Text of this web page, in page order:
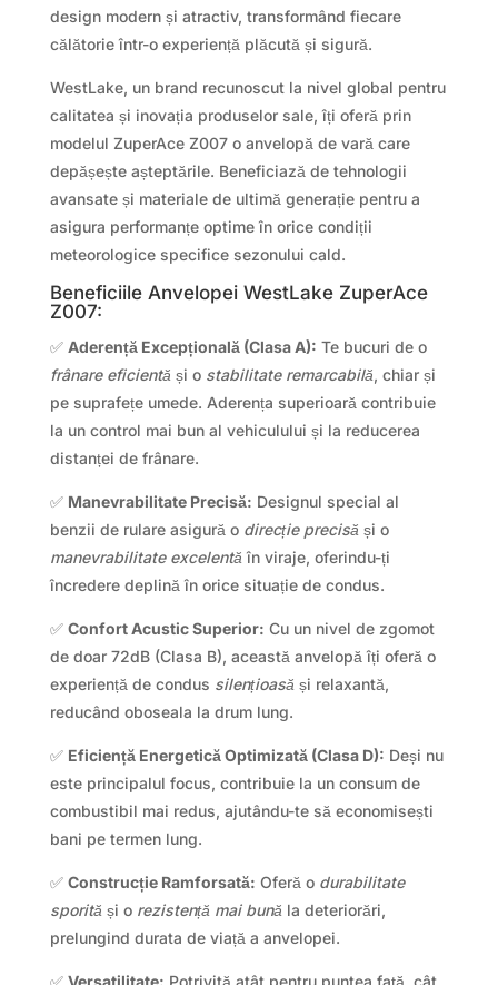
design modern și atractiv, transformând fiecare
călătorie într-o experiență plăcută și sigură.
WestLake, un brand recunoscut la nivel global pentru
calitatea și inovația produselor sale, îți oferă prin
modelul ZuperAce Z007 o anvelopă de vară care
depășește așteptările. Beneficiază de tehnologii
avansate și materiale de ultimă generație pentru a
asigura performanțe optime în orice condiții
meteorologice specifice sezonului cald.
Beneficiile Anvelopei WestLake ZuperAce
Z007:
✅ Aderență Excepțională (Clasa A): Te bucuri de o
frânare eficientă și o stabilitate remarcabilă, chiar și
pe suprafețe umede. Aderența superioară contribuie
la un control mai bun al vehiculului și la reducerea
distanței de frânare.
✅ Manevrabilitate Precisă: Designul special al
benzii de rulare asigură o direcție precisă și o
manevrabilitate excelentă în viraje, oferindu-ți
încredere deplină în orice situație de condus.
✅ Confort Acustic Superior: Cu un nivel de zgomot
de doar 72dB (Clasa B), această anvelopă îți oferă o
experiență de condus silențioasă și relaxantă,
reducând oboseala la drum lung.
✅ Eficiență Energetică Optimizată (Clasa D): Deși nu
este principalul focus, contribuie la un consum de
combustibil mai redus, ajutându-te să economisești
bani pe termen lung.
✅ Construcție Ramforsată: Oferă o durabilitate
sporită și o rezistență mai bună la deteriorări,
prelungind durata de viață a anvelopei.